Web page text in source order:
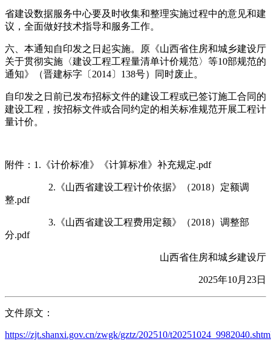
省建设数据服务中心要及时收集和整理实施过程中的意见和建
议，全面做好技术指导和服务工作。
六、本通知自印发之日起实施。原《山西省住房和城乡建设厅
关于贯彻实施〈建设工程工程量清单计价规范〉等10部规范的
通知》（晋建标字〔2014〕138号）同时废止。
自印发之日前已发布招标文件的建设工程或已签订施工合同的
建设工程，按招标文件或合同约定的相关标准规范开展工程计
量计价。
附件： 1.《计价标准》《计算标准》补充规定.pdf
2.《山西省建设工程计价依据》（2018）定额调
整.pdf
3.《山西省建设工程费用定额》（2018）调整部
分.pdf
山西省住房和城乡建设厅
2025年10月23日
文件原文：
https://zjt.shanxi.gov.cn/zwgk/gztz/202510/